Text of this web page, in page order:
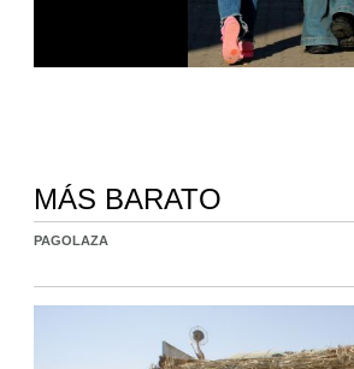
MÁS BARATO
PAGOLAZA